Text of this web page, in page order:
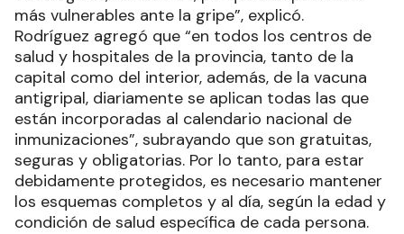
más vulnerables ante la gripe”, explicó.
Rodríguez agregó que “en todos los centros de
salud y hospitales de la provincia, tanto de la
capital como del interior, además, de la vacuna
antigripal, diariamente se aplican todas las que
están incorporadas al calendario nacional de
inmunizaciones”, subrayando que son gratuitas,
seguras y obligatorias. Por lo tanto, para estar
debidamente protegidos, es necesario mantener
los esquemas completos y al día, según la edad y
condición de salud específica de cada persona.